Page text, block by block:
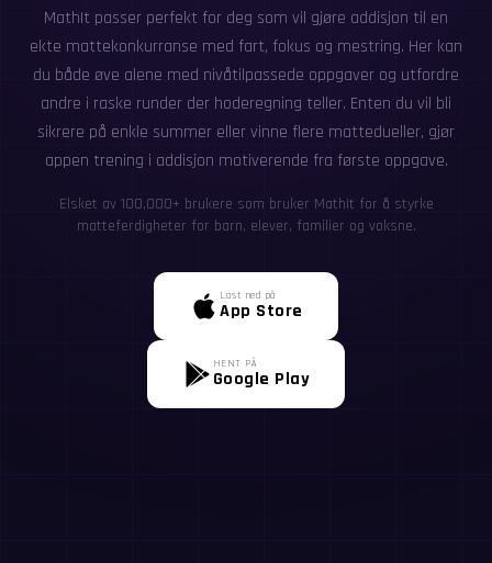
MathIt passer perfekt for deg som vil gjøre addisjon til en
ekte mattekonkurranse med fart, fokus og mestring. Her kan
du både øve alene med nivåtilpassede oppgaver og utfordre
andre i raske runder der hoderegning teller. Enten du vil bli
sikrere på enkle summer eller vinne flere mattedueller, gjør
appen trening i addisjon motiverende fra første oppgave.
Elsket av 100,000+ brukere som bruker MathIt for å styrke
matteferdigheter for barn, elever, familier og voksne.
Last ned på
App Store
HENT PÅ
Google Play